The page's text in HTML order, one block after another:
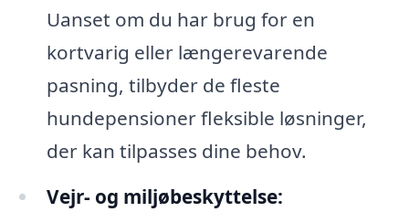
Uanset om du har brug for en
kortvarig eller længerevarende
pasning, tilbyder de fleste
hundepensioner fleksible løsninger,
der kan tilpasses dine behov.
Vejr- og miljøbeskyttelse: